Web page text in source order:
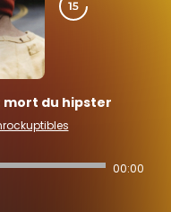
mort du hipster
00:00